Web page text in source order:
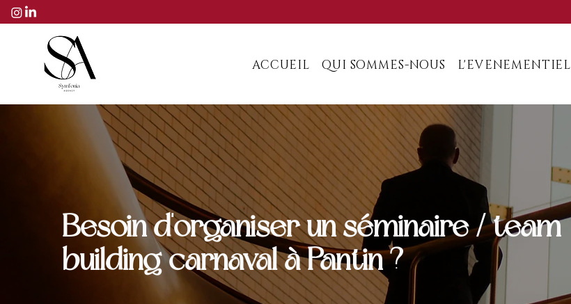
ACCUEIL QUI SOMMES-NOUS L'EVENEMENTIEL
Besoin d'organiser un séminaire / team
building carnaval à Pantin ?